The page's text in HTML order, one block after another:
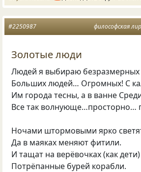
философская
#2250987
Золотые люди
Людей я выбираю
Больших людей… Огромных! С
Им города тесны, а в ванне
Все так волнующе…просторно…
Ночами штормовыми ярко
Да в маяках меняют фитили.
И тащат на верёвочках (как дети)
Потрёпанные бурей корабли.